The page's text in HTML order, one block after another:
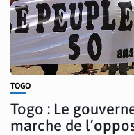
TOGO
Togo : Le
marche de